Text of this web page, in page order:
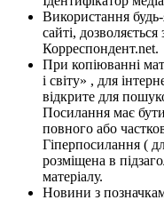
Використання
сайті,
Корреспондент.net.
При копіюванні
і світу» , для
відкрите для
Посилання має
повного або
Гіперпосилання (
розміщена в
матеріалу.
Новини з